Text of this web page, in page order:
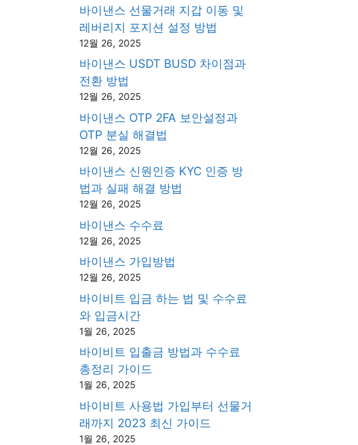
바이낸스 선물거래 지갑 이동 및
레버리지 포지션 설정 방법
12월 26, 2025
바이낸스 USDT BUSD 차이점과
전환 방법
12월 26, 2025
바이낸스 OTP 2FA 보안설정과
OTP 분실 해결법
12월 26, 2025
바이낸스 신원인증 KYC 인증 방
법과 실패 해결 방법
12월 26, 2025
바이낸스 수수료
12월 26, 2025
바이낸스 가입방법
12월 26, 2025
바이비트 입금 하는 법 및 수수료
와 입금시간
1월 26, 2025
바이비트 입출금 방법과 수수료
총정리 가이드
1월 26, 2025
바이비트 사용법 가입부터 선물거
래까지 2023 최신 가이드
1월 26, 2025